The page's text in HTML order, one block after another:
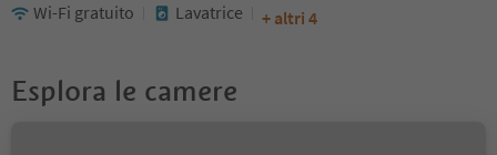
Wi-Fi gratuito
Lavatrice + altri 4
Esplora le camere